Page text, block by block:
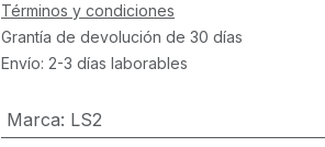
Términos y condiciones
Grantía de devolución de 30 días
Envío: 2-3 días laborables
Marca: LS2